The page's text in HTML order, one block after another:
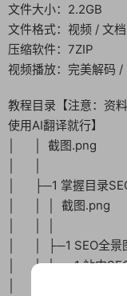
文件大小：2.2GB
文件格式：视频 / 文
压缩软件：7ZIP
视频播放：完美解码
教程目录【注意：资
使用AI翻译就行】
│ │ 截图.png
│ ├─1 掌握目录
│ │ │ 截图.png
│ │ ├─1 SEO全景
│ │ │ 1 站内SEO